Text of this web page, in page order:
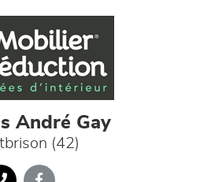
André Gay
(42)